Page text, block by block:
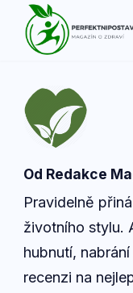
Od Redakce
Pravidelně
životního stylu.
hubnutí,
recenzi na